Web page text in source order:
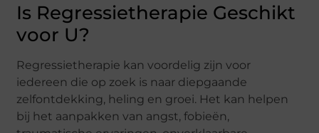
Is Regressietherapie Geschikt
voor U?
Regressietherapie kan voordelig zijn voor
iedereen die op zoek is naar diepgaande
zelfontdekking, heling en groei. Het kan helpen
bij het aanpakken van angst, fobieën,